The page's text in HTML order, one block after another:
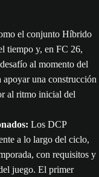
el conjunto Híbrido
tiempo y, en FC 26,
al momento del
apoyar una construcción
al ritmo inicial del
Los DCP
a lo largo del ciclo,
con requisitos y
juego. El primer